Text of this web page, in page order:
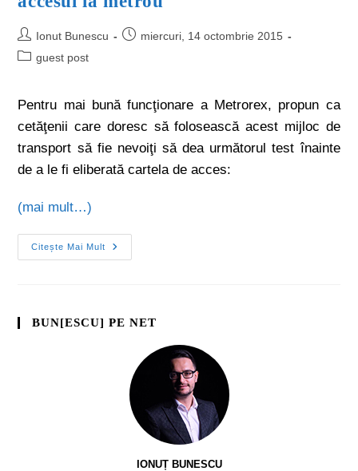
Ionut Bunescu
miercuri, 14 octombrie 2015
guest post
Pentru mai bună funcţionare a Metrorex, propun ca
cetăţenii care doresc să folosească acest mijloc de
transport să fie nevoiţi să dea următorul test înainte
de a le fi eliberată cartela de acces:
(mai mult…)
Citește Mai Mult
BUN[ESCU] PE NET
IONUȚ BUNESCU